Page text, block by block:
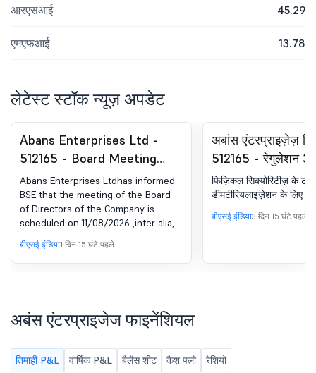
आरएसआई 45.29
एमएफआई 13.78
लेटेस्ट स्टॉक न्यूज़ अपडेट
Abans Enterprises Ltd -
512165 - Board Meeting
Intimation for Board
Meeting Intimation For
Consideration And Approval
Of Unaudited Financial
Results
Abans Enterprises Ltdhas informed
BSE that the meeting of the Board
of Directors of the Company is
scheduled on 11/08/2026 ,inter alia,
to consider and approve Unaudited
Financial Results (Standalone and
Consolidated) of the Company for
Report issued by Statutory Auditor
बीएसई इंडिया1 दिन 15 घंटे पहले
अबांस एंटरप्राइज़ेज़
512165 - रेगुलेशन
तहत घोषणा -
फिज़िकल सिक्योरिटीज़ के
डीमटीरियलाइज़ेशन के लिए
बीएसई इंडिया3 दिन 15 घंटे पहले
अबंस एंटरप्राइजेज फाइनेंशियल
तिमाही P&L वार्षिक P&L बैलेंस शीट कैश फ्लो रेशियो